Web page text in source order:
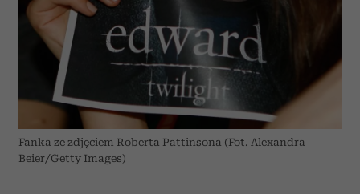
Fanka ze zdjęciem Roberta Pattinsona (Fot. Alexandra
Beier/Getty Images)